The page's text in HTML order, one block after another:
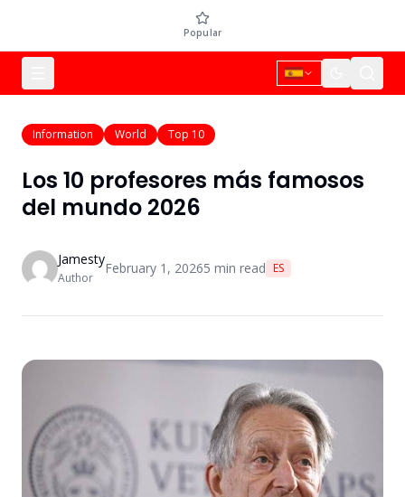
Popular
Information World Top 10
Los 10 profesores más famosos
del mundo 2026
Jamesty
Author
February 1, 20265 min read ES